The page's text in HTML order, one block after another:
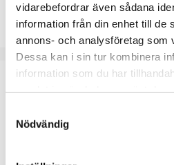
vidarebefordrar även sådana
information från din enhet till de
annons- och analysföretag som
Dessa kan i sin tur kombinera
information som du har
Nödvändig
Lägg till i